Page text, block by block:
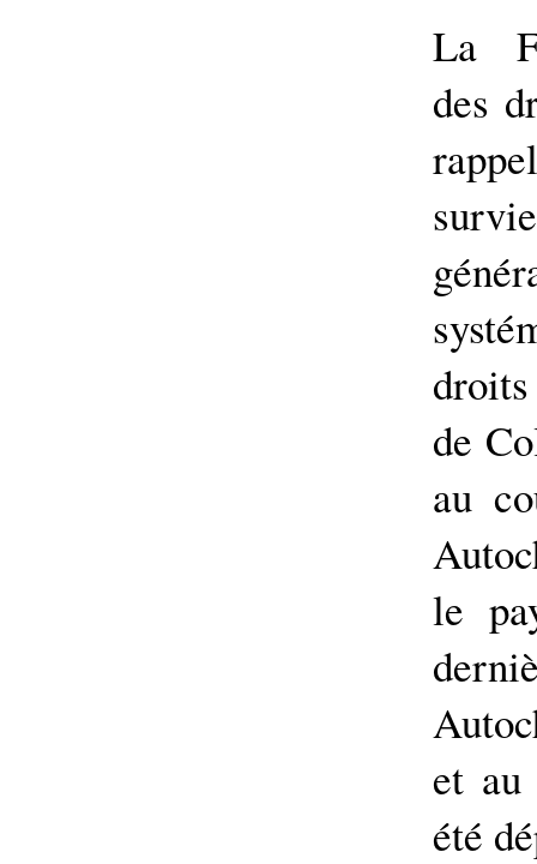
La
des
de
au
le
et au
été